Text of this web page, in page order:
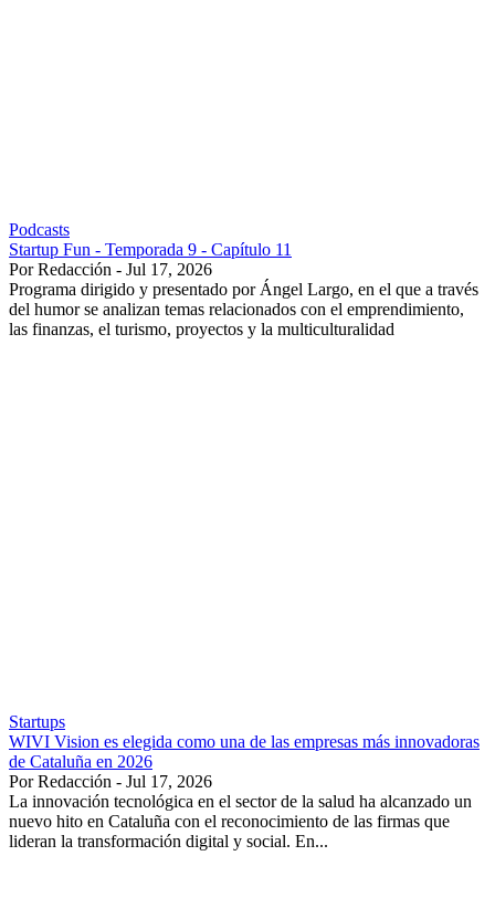
Podcasts
Startup Fun - Temporada 9 - Capítulo 11
Por Redacción - Jul 17, 2026
Programa dirigido y presentado por Ángel Largo, en el que a través
del humor se analizan temas relacionados con el emprendimiento,
las finanzas, el turismo, proyectos y la multiculturalidad
Startups
WIVI Vision es elegida como una de las empresas más innovadoras
de Cataluña en 2026
Por Redacción - Jul 17, 2026
La innovación tecnológica en el sector de la salud ha alcanzado un
nuevo hito en Cataluña con el reconocimiento de las firmas que
lideran la transformación digital y social. En...